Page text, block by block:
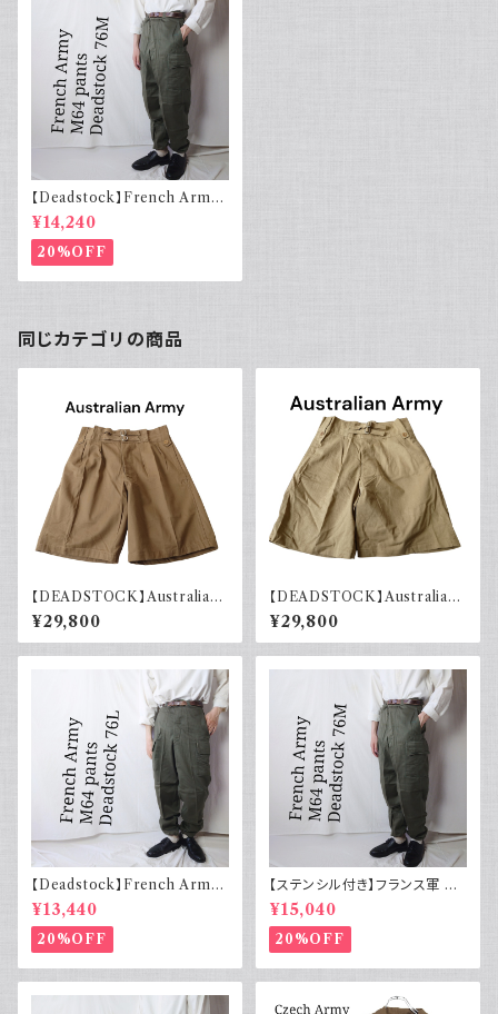
【Deadstock】French Army
フランス軍 M64 カーゴパンツ
実物 76M
¥14,240
20%OFF
同じカテゴリの商品
【DEADSTOCK】Australian
army オーストラリア軍 グルカ
ショーツ 40s デッドストック フ
ラッシャー付き ユーロヴィンテ
¥29,800
【DEADSTOCK】Australian
army オーストラリア軍 グルカ
ショーツ 40s デッドストック フ
ラッシャー付き ユーロヴィンテ
¥29,800
【Deadstock】French Army
フランス軍 M64 カーゴパンツ
実物 76L
¥13,440
20%OFF
【ステンシル付き】フランス軍 M
64 カーゴパンツ デッドストック
76M
¥15,040
20%OFF